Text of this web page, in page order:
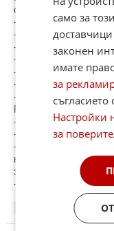
обяснява:
- Онзи кратер вляво
- Да.
- Там ще ни е
- Да.
- Там ще ни е
- Да.
- Там ще ни е
Редник Иванов:
- Разрешете да
- Казвай, Иванов!
- Спалното
консерваторията е
за какво ни е
- Идиоти, вие да не
04.02.2013
само за
законен
имате
за
Настройки
за